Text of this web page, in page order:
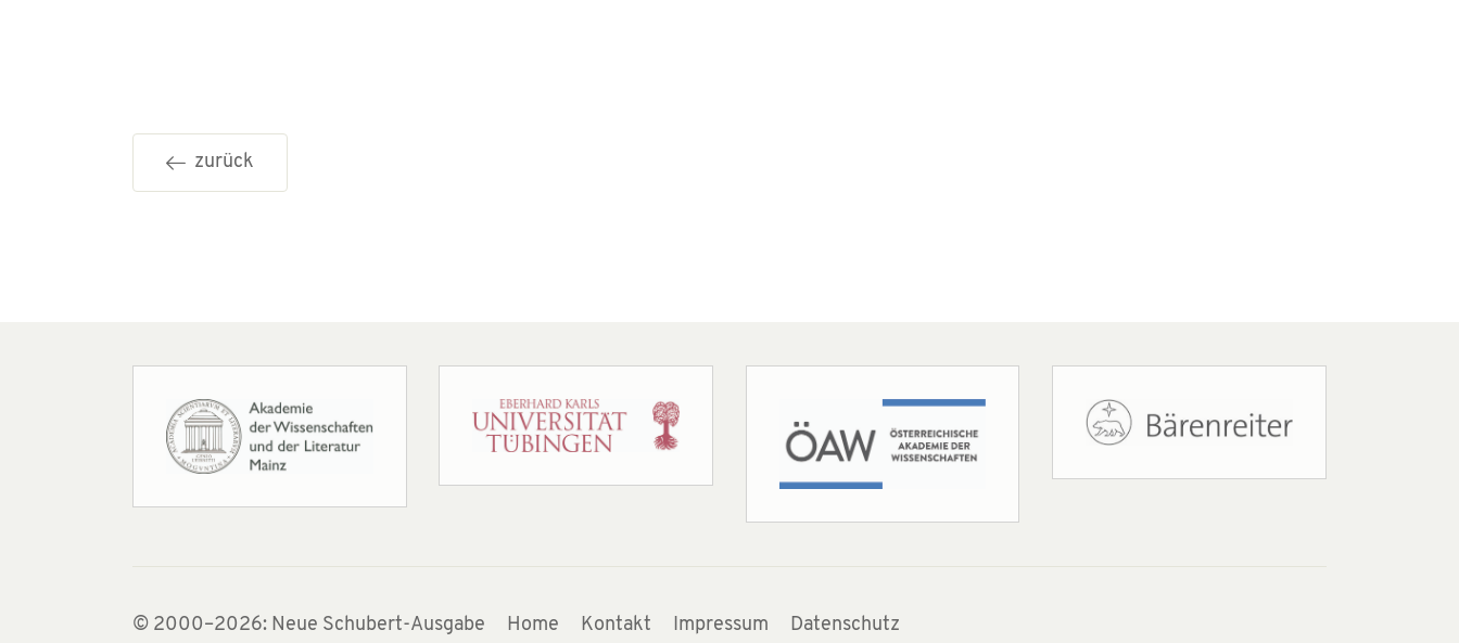
zurück
© 2000–2026: Neue Schubert-Ausgabe Home Kontakt Impressum Datenschutz